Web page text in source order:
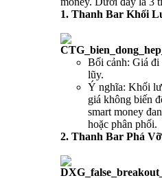
1. Thanh Bar Khối
Bối cảnh: Giá đi
lũy.
Ý nghĩa: Khối
giá không biến
smart money
hoặc phân phối.
2. Thanh Bar Phá